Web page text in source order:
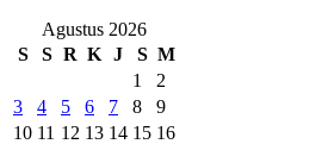
Agustus 2026
S
S R K J S M
1
2
3
4 5 6 7 8
9
10 11 12 13 14 15 16